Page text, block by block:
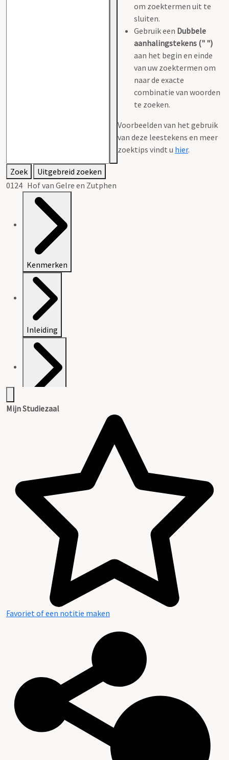
om zoektermen uit te
sluiten.
Gebruik een Dubbele
aanhalingstekens (" ")
aan het begin en einde
van uw zoektermen om
naar de exacte
combinatie van woorden
te zoeken.
Voorbeelden van het gebruik
van deze leestekens en meer
zoektips vindt u hier.
Zoek
Uitgebreid zoeken
0124 Hof van Gelre en Zutphen
Kenmerken
Inleiding
Mijn Studiezaal
Favoriet of een notitie maken